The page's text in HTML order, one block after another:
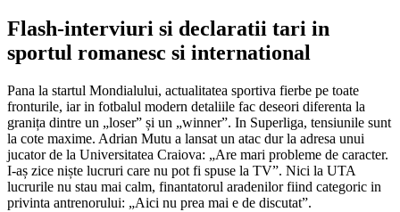
Flash-interviuri si declaratii tari in
sportul romanesc si international
Pana la startul Mondialului, actualitatea sportiva fierbe pe toate
fronturile, iar in fotbalul modern detaliile fac deseori diferenta la
granița dintre un „loser” și un „winner”. In Superliga, tensiunile sunt
la cote maxime. Adrian Mutu a lansat un atac dur la adresa unui
jucator de la Universitatea Craiova: „Are mari probleme de caracter.
I-aș zice niște lucruri care nu pot fi spuse la TV”. Nici la UTA
lucrurile nu stau mai calm, finantatorul aradenilor fiind categoric in
privinta antrenorului: „Aici nu prea mai e de discutat”.